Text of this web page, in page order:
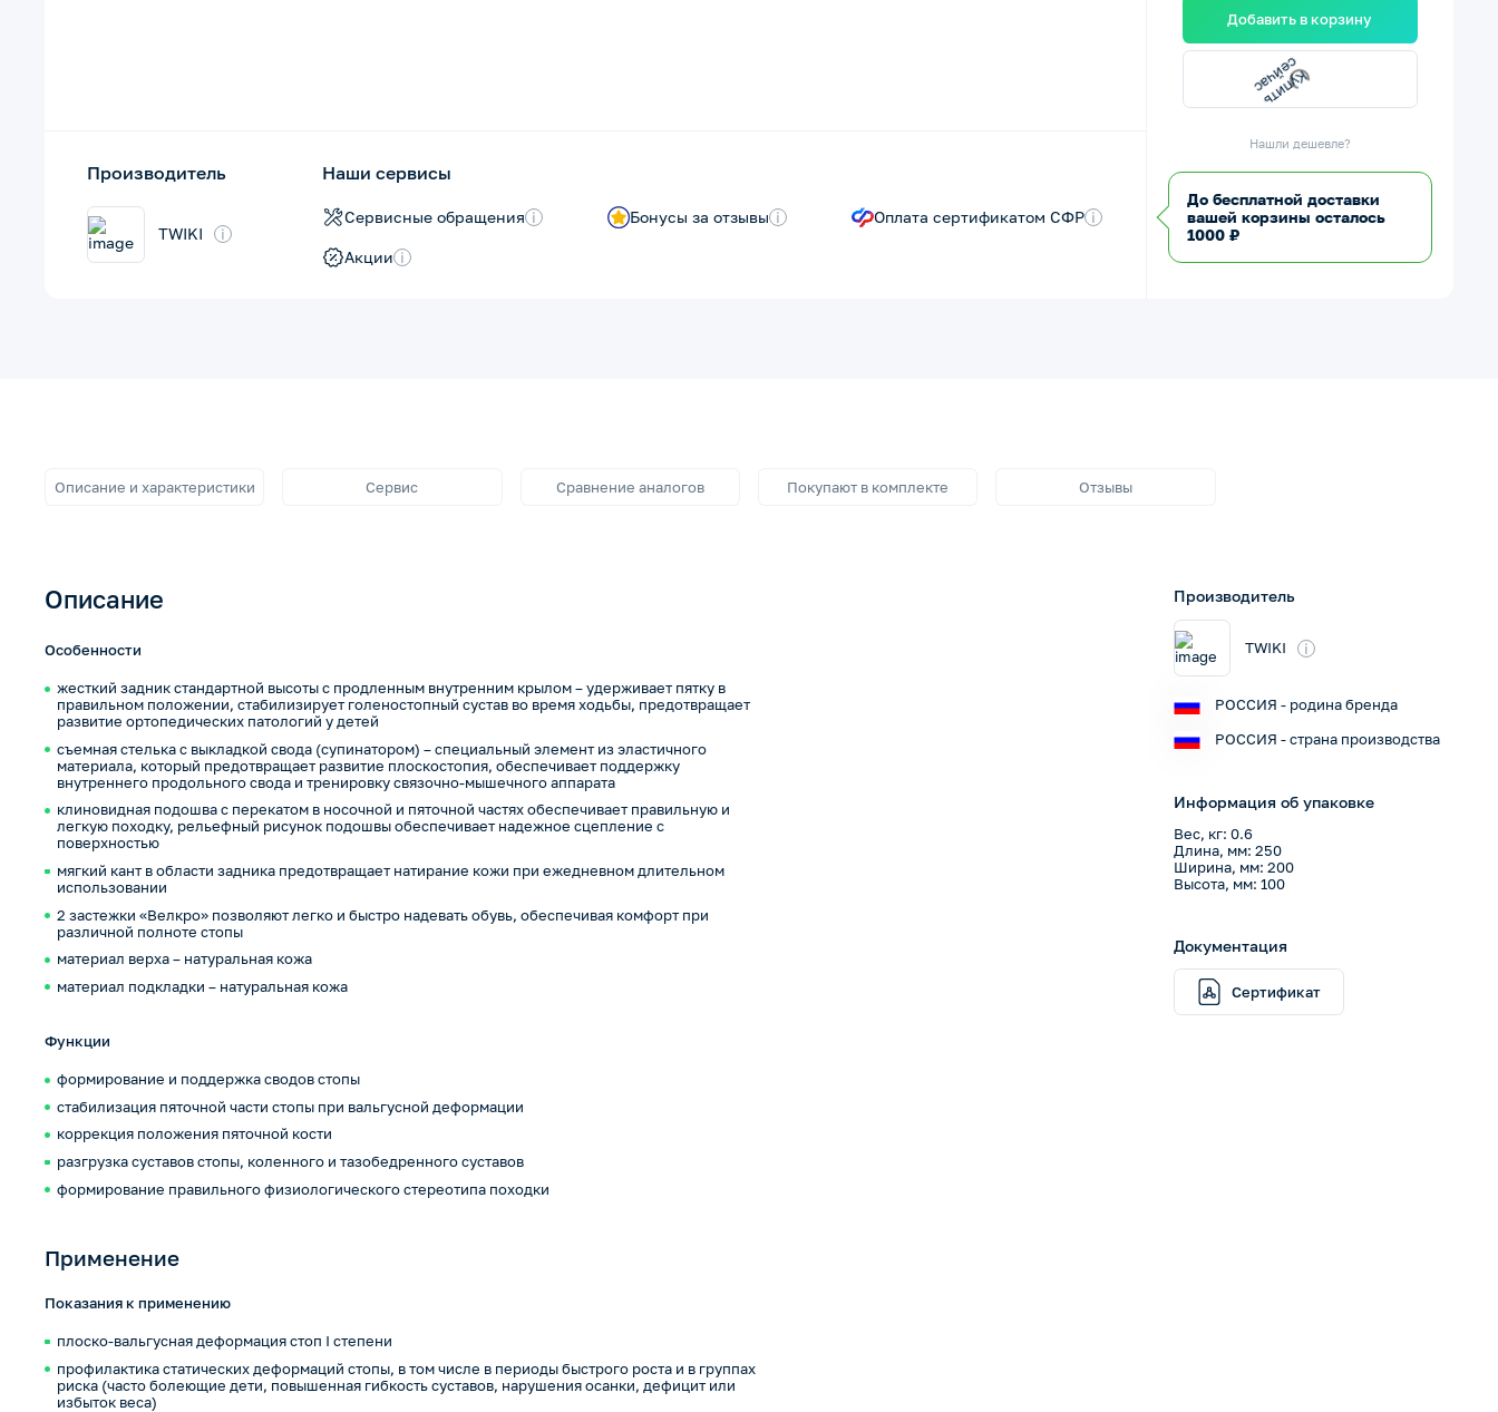
Производитель
TWIKI i
Наши сервисы
Сервисные обращения i Бонусы за отзывы i Оплата сертификатом СФР i
Акции i
Добавить в корзину
Купить
сейчас
Нашли дешевле?
До бесплатной доставки
вашей корзины осталось
1000 ₽
Описание и характеристики Сервис Сравнение аналогов Покупают в комплекте Отзывы
Описание
Особенности
жесткий задник стандартной высоты с продленным внутренним крылом – удерживает пятку в
правильном положении, стабилизирует голеностопный сустав во время ходьбы, предотвращает
развитие ортопедических патологий у детей
съемная стелька с выкладкой свода (супинатором) – специальный элемент из эластичного
материала, который предотвращает развитие плоскостопия, обеспечивает поддержку
внутреннего продольного свода и тренировку связочно-мышечного аппарата
клиновидная подошва с перекатом в носочной и пяточной частях обеспечивает правильную и
легкую походку, рельефный рисунок подошвы обеспечивает надежное сцепление с
поверхностью
мягкий кант в области задника предотвращает натирание кожи при ежедневном длительном
использовании
2 застежки «Велкро» позволяют легко и быстро надевать обувь, обеспечивая комфорт при
различной полноте стопы
материал верха – натуральная кожа
материал подкладки – натуральная кожа
Функции
формирование и поддержка сводов стопы
стабилизация пяточной части стопы при вальгусной деформации
коррекция положения пяточной кости
разгрузка суставов стопы, коленного и тазобедренного суставов
формирование правильного физиологического стереотипа походки
Применение
Показания к применению
плоско-вальгусная деформация стоп I степени
профилактика статических деформаций стопы, в том числе в периоды быстрого роста и в группах
риска (часто болеющие дети, повышенная гибкость суставов, нарушения осанки, дефицит или
избыток веса)
Производитель
TWIKI i
РОССИЯ - родина бренда
РОССИЯ - страна производства
Информация об упаковке
Вес, кг: 0.6
Длина, мм: 250
Ширина, мм: 200
Высота, мм: 100
Документация
Сертификат